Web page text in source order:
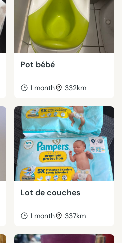
Pot bébé
1 month 332km
Lot de couches
1 month 337km